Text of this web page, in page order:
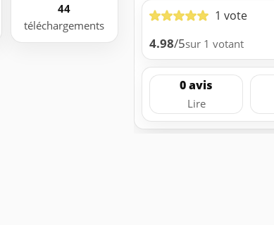
44
téléchargements
1 vote
4.98/5sur 1 votant
0 avis
Lire